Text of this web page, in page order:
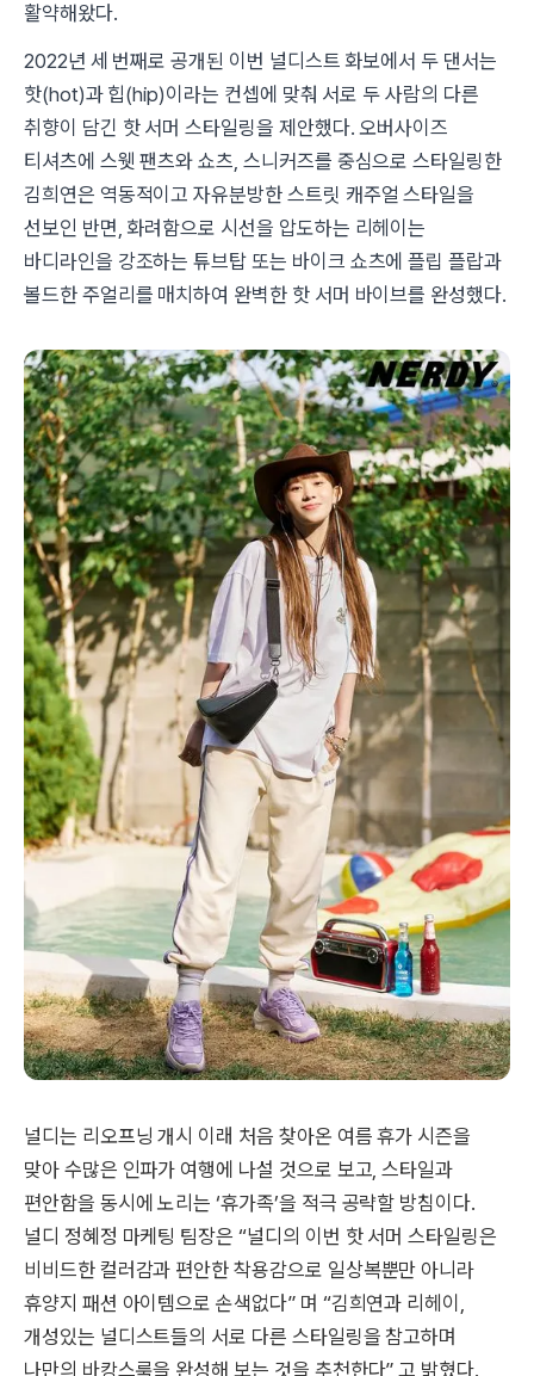
활약해왔다.
2022년 세 번째로 공개된 이번 널디스트 화보에서 두 댄서는
핫(hot)과 힙(hip)이라는 컨셉에 맞춰 서로 두 사람의 다른
취향이 담긴 핫 서머 스타일링을 제안했다. 오버사이즈
티셔츠에 스웻 팬츠와 쇼츠, 스니커즈를 중심으로 스타일링한
김희연은 역동적이고 자유분방한 스트릿 캐주얼 스타일을
선보인 반면, 화려함으로 시선을 압도하는 리헤이는
바디라인을 강조하는 튜브탑 또는 바이크 쇼츠에 플립 플랍과
볼드한 주얼리를 매치하여 완벽한 핫 서머 바이브를 완성했다.
널디는 리오프닝 개시 이래 처음 찾아온 여름 휴가 시즌을
맞아 수많은 인파가 여행에 나설 것으로 보고, 스타일과
편안함을 동시에 노리는 ‘휴가족’을 적극 공략할 방침이다.
널디 정혜정 마케팅 팀장은 “널디의 이번 핫 서머 스타일링은
비비드한 컬러감과 편안한 착용감으로 일상복뿐만 아니라
휴양지 패션 아이템으로 손색없다” 며 “김희연과 리헤이,
개성있는 널디스트들의 서로 다른 스타일링을 참고하며
나만의 바캉스룩을 완성해 보는 것을 추천한다” 고 밝혔다.